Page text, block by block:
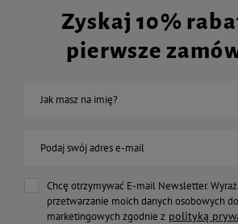
Zyskaj 10%
pierwsze
Jak masz na imię?
Podaj swój adres e-mail
Chcę otrzymywać E-mail Newsletter.
przetwarzanie moich danych osobowych
marketingowych zgodnie z polityką